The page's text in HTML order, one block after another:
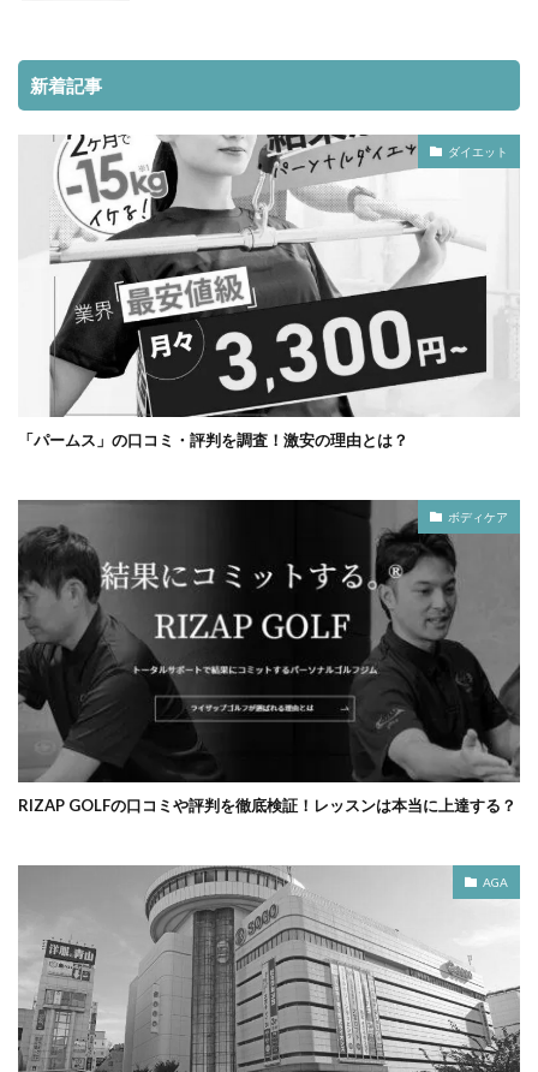
新着記事
ダイエット
「パームス」の口コミ・評判を調査！激安の理由とは？
ボディケア
RIZAP GOLFの口コミや評判を徹底検証！レッスンは本当に上達する？
AGA